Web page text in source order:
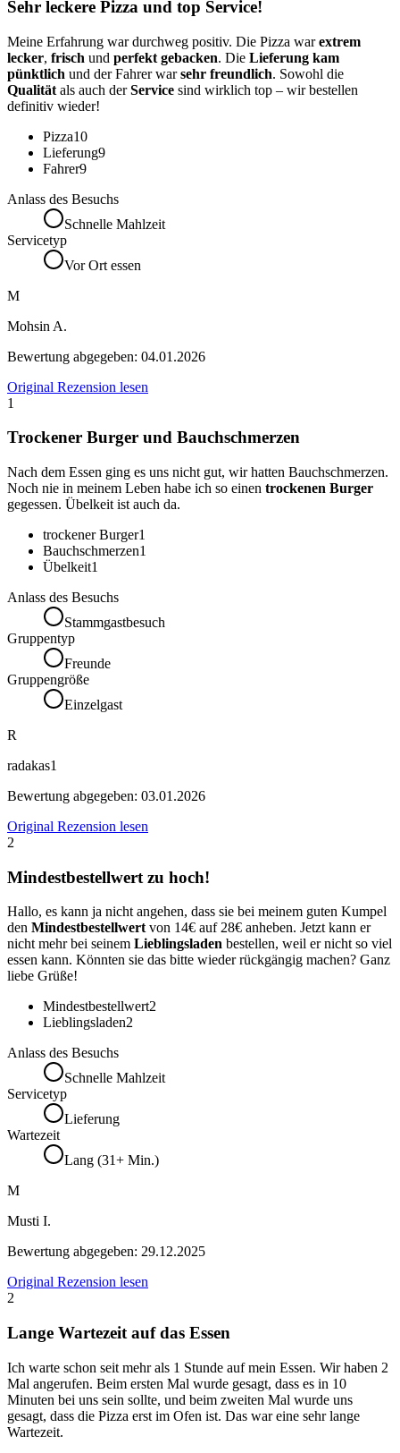
Sehr leckere Pizza und top Service!
Meine Erfahrung war durchweg positiv. Die Pizza warextrem
lecker, frisch und perfekt gebacken. Die Lieferung kam
pünktlich und der Fahrer warsehr freundlich. Sowohl die
Qualität als auch derService sind wirklich top – wir bestellen
definitiv wieder!
Pizza10
Lieferung9
Fahrer9
Anlass des Besuchs
Schnelle Mahlzeit
Servicetyp
Vor Ort essen
M
Mohsin A.
Bewertung abgegeben: 04.01.2026
Original Rezension lesen
1
Trockener Burger und Bauchschmerzen
Nach dem Essen ging es uns nicht gut, wir hatten Bauchschmerzen.
Noch nie in meinem Leben habe ich so einen trockenen Burger
gegessen. Übelkeit ist auch da.
trockener Burger1
Bauchschmerzen1
Übelkeit1
Anlass des Besuchs
Stammgastbesuch
Gruppentyp
Freunde
Gruppengröße
Einzelgast
R
radakas1
Bewertung abgegeben: 03.01.2026
Original Rezension lesen
2
Mindestbestellwert zu hoch!
Hallo, es kann ja nicht angehen, dass sie bei meinem guten Kumpel
den Mindestbestellwert von 14€ auf 28€ anheben. Jetzt kann er
nicht mehr bei seinem Lieblingsladen bestellen, weil er nicht so viel
essen kann. Könnten sie das bitte wieder rückgängig machen? Ganz
liebe Grüße!
Mindestbestellwert2
Lieblingsladen2
Anlass des Besuchs
Schnelle Mahlzeit
Servicetyp
Lieferung
Wartezeit
Lang (31+ Min.)
M
Musti I.
Bewertung abgegeben: 29.12.2025
Original Rezension lesen
2
Lange Wartezeit auf das Essen
Ich warte schon seit mehr als 1 Stunde auf mein Essen. Wir haben 2
Mal angerufen. Beim ersten Mal wurde gesagt, dass es in 10
Minuten bei uns sein sollte, und beim zweiten Mal wurde uns
gesagt, dass die Pizza erst im Ofen ist. Das war eine sehr lange
Wartezeit.